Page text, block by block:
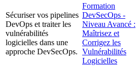
Sécuriser vos pipelines
DevOps et traiter les
vulnérabilités
logicielles dans une
approche DevSecOps.
Formation
DevSecOps -
Niveau Avancé :
Maîtrisez et
Corrigez les
Vulnérabilités
Logicielles